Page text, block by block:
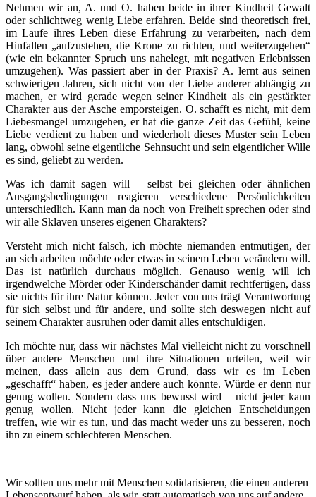
Nehmen wir an, A. und O. haben beide in ihrer Kindheit Gewalt
oder schlichtweg wenig Liebe erfahren. Beide sind theoretisch frei,
im Laufe ihres Leben diese Erfahrung zu verarbeiten, nach dem
Hinfallen „aufzustehen, die Krone zu richten, und weiterzugehen“
(wie ein bekannter Spruch uns nahelegt, mit negativen Erlebnissen
umzugehen). Was passiert aber in der Praxis? A. lernt aus seinen
schwierigen Jahren, sich nicht von der Liebe anderer abhängig zu
machen, er wird gerade wegen seiner Kindheit als ein gestärkter
Charakter aus der Asche emporsteigen. O. schafft es nicht, mit dem
Liebesmangel umzugehen, er hat die ganze Zeit das Gefühl, keine
Liebe verdient zu haben und wiederholt dieses Muster sein Leben
lang, obwohl seine eigentliche Sehnsucht und sein eigentlicher Wille
es sind, geliebt zu werden.
Was ich damit sagen will – selbst bei gleichen oder ähnlichen
Ausgangsbedingungen reagieren verschiedene Persönlichkeiten
unterschiedlich. Kann man da noch von Freiheit sprechen oder sind
wir alle Sklaven unseres eigenen Charakters?
Versteht mich nicht falsch, ich möchte niemanden entmutigen, der
an sich arbeiten möchte oder etwas in seinem Leben verändern will.
Das ist natürlich durchaus möglich. Genauso wenig will ich
irgendwelche Mörder oder Kinderschänder damit rechtfertigen, dass
sie nichts für ihre Natur können. Jeder von uns trägt Verantwortung
für sich selbst und für andere, und sollte sich deswegen nicht auf
seinem Charakter ausruhen oder damit alles entschuldigen.
Ich möchte nur, dass wir nächstes Mal vielleicht nicht zu vorschnell
über andere Menschen und ihre Situationen urteilen, weil wir
meinen, dass allein aus dem Grund, dass wir es im Leben
„geschafft“ haben, es jeder andere auch könnte. Würde er denn nur
genug wollen. Sondern dass uns bewusst wird – nicht jeder kann
genug wollen. Nicht jeder kann die gleichen Entscheidungen
treffen, wie wir es tun, und das macht weder uns zu besseren, noch
ihn zu einem schlechteren Menschen.
Wir sollten uns mehr mit Menschen solidarisieren, die einen anderen